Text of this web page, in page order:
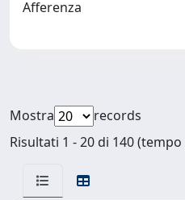
Afferenza
Mostra
records
Risultati 1 - 20 di 140